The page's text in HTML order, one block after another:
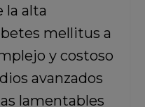
la alta
mellitus a
y costoso
avanzados
lamentables